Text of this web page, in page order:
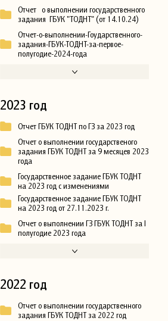
Отчет о выполнении государственного
задания ГБУК "ТОДНТ" (от 14.10.24)
Отчет-о-выполнении-Гоударственного-
задания-ГБУК-ТОДНТ-за-первое-
полугодие-2024-года
2023 год
Отчет ГБУК ТОДНТ по ГЗ за 2023 год
Отчет о выполнении государственого
задания ГБУК ТОДНТ за 9 месяцев 2023
года
Государственное задание ГБУК ТОДНТ
на 2023 год с изменениями
Государственное задание ГБУК ТОДНТ
на 2023 год от 27.11.2023 г.
Отчет о выполнении ГЗ ГБУК ТОДНТ за I
полугодие 2023 года
2022 год
Отчет о выполнении государственного
задания ГБУК ТОДНТ за 2022 год